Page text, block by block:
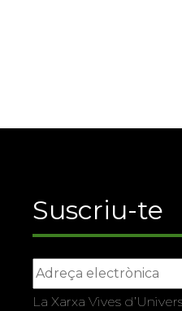
Suscriu-te
La Xarxa Vives